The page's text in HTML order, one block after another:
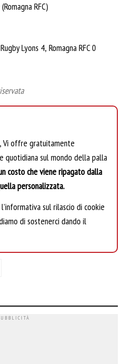
RFC)
Rugby Lyons 4, Romagna RFC 0
Vi offre gratuitamente
quotidiana sul mondo della palla
costo che viene ripagato dalla
personalizzata.
sul rilascio di cookie
di sostenerci dando il